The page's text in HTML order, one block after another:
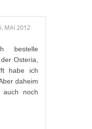
MAI 2012
bestelle
Osteria,
habe ich
daheim
auch noch